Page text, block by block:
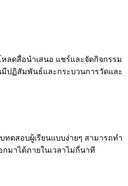
ลดสื่อนำเสนอ แชร์และจัดกิจกรรม
ปฏิสัมพันธ์และกระบวนการวัดและ
ทดสอบผู้เรียนแบบง่ายๆ สามารถทำ
กมาได้ภายในเวลาไม่กี่นาที